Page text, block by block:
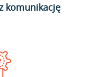
komunikację